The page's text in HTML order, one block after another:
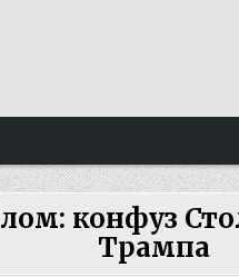
конфуз
Трампа